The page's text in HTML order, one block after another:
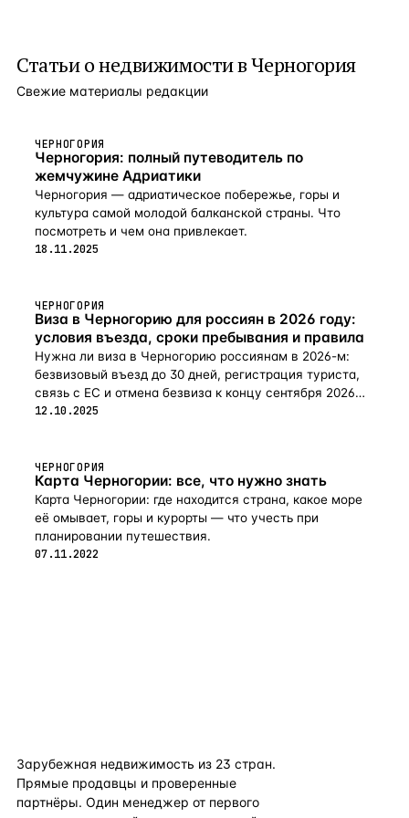
находится примерно в 10 километрах, пристань для яхт
ближайшие пляжи, а расстояние до Тивата и Котора
пляжа, 4 минуты езды до центра и 6 минут езды
до аэропорта Тиват. Дом как таковой имеет большой
потенциал для инвестирования, учитывая его
Статьи онедвижимости в Черногория
Свежие материалы редакции
ЧЕРНОГОРИЯ
Черногория: полный путеводитель по
жемчужине Адриатики
Черногория — адриатическое побережье, горы и
культура самой молодой балканской страны. Что
посмотреть и чем она привлекает.
18.11.2025
ЧЕРНОГОРИЯ
Виза в Черногорию для россиян в 2026 году:
условия въезда, сроки пребывания и правила
Нужна ли виза в Черногорию россиянам в 2026-м:
безвизовый въезд до 30 дней, регистрация туриста,
связь с ЕС и отмена безвиза к концу сентября 2026
года.
12.10.2025
ЧЕРНОГОРИЯ
Карта Черногории: все, что нужно знать
Карта Черногории: где находится страна, какое море
её омывает, горы и курорты — что учесть при
планировании путешествия.
07.11.2022
Зарубежная недвижимость из 23 стран.
Прямые продавцы и проверенные
партнёры. Один менеджер от первого